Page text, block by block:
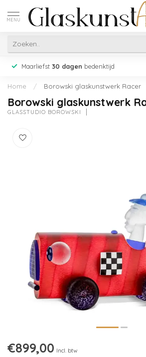
MENU
Maarliefst 30 dagen bedenktijd
Home / Borowski glaskunstwerk Racer
Borowski glaskunstwerk
GLASSTUDIO BOROWSKI
€899,00 Incl. btw